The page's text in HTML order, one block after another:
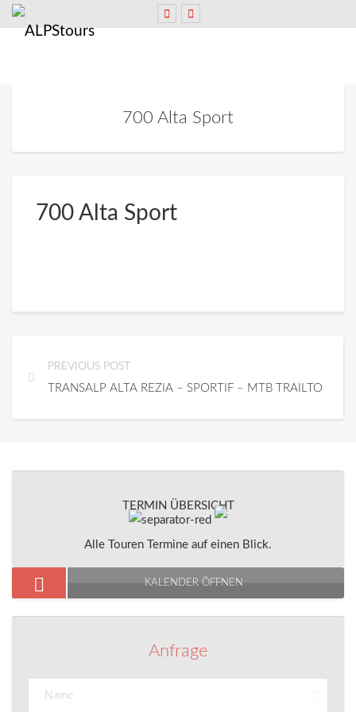
700 Alta Sport
700 Alta Sport
PREVIOUS POST
TRANSALP ALTA REZIA – SPORTIF – MTB TRAILTOUR
TERMIN ÜBERSICHT
Alle Touren Termine auf einen Blick.
KALENDER ÖFFNEN
Anfrage